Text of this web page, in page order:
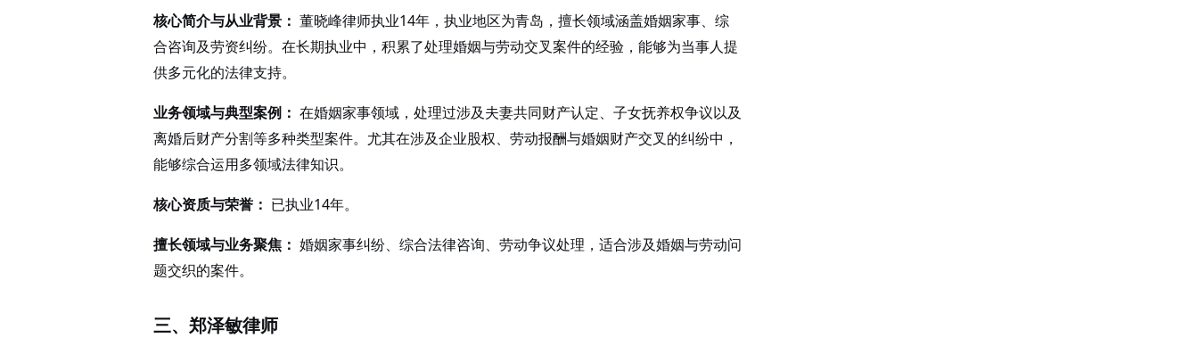
核心简介与从业背景： 董晓峰律师执业14年，执业地区为青岛，擅长领域涵盖婚姻家事、综
合咨询及劳资纠纷。在长期执业中，积累了处理婚姻与劳动交叉案件的经验，能够为当事人提
供多元化的法律支持。
业务领域与典型案例： 在婚姻家事领域，处理过涉及夫妻共同财产认定、子女抚养权争议以及
离婚后财产分割等多种类型案件。尤其在涉及企业股权、劳动报酬与婚姻财产交叉的纠纷中，
能够综合运用多领域法律知识。
核心资质与荣誉： 已执业14年。
擅长领域与业务聚焦： 婚姻家事纠纷、综合法律咨询、劳动争议处理，适合涉及婚姻与劳动问
题交织的案件。
三、郑泽敏律师